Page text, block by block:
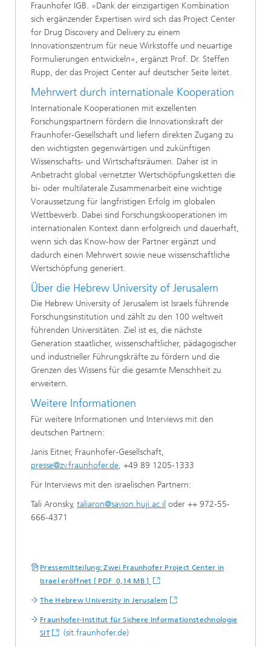
Fraunhofer IGB. »Dank der einzigartigen Kombination
sich ergänzender Expertisen wird sich das Project Center
for Drug Discovery and Delivery zu einem
Innovationszentrum für neue Wirkstoffe und neuartige
Formulierungen entwickeln«, ergänzt Prof. Dr. Steffen
Rupp, der das Project Center auf deutscher Seite leitet.
Mehrwert durch internationale Kooperation
Internationale Kooperationen mit exzellenten
Forschungspartnern fördern die Innovationskraft der
Fraunhofer-Gesellschaft und liefern direkten Zugang zu
den wichtigsten gegenwärtigen und zukünftigen
Wissenschafts- und Wirtschaftsräumen. Daher ist in
Anbetracht global vernetzter Wertschöpfungsketten die
bi- oder multilaterale Zusammenarbeit eine wichtige
Voraussetzung für langfristigen Erfolg im globalen
Wettbewerb. Dabei sind Forschungskooperationen im
internationalen Kontext dann erfolgreich und dauerhaft,
wenn sich das Know-how der Partner ergänzt und
dadurch einen Mehrwert sowie neue wissenschaftliche
Wertschöpfung generiert.
Über die Hebrew University of Jerusalem
Die Hebrew University of Jerusalem ist Israels führende
Forschungsinstitution und zählt zu den 100 weltweit
führenden Universitäten. Ziel ist es, die nächste
Generation staatlicher, wissenschaftlicher, pädagogischer
und industrieller Führungskräfte zu fördern und die
Grenzen des Wissens für die gesamte Menschheit zu
erweitern.
Weitere Informationen
Für weitere Informationen und Interviews mit den
deutschen Partnern:
Janis Eitner, Fraunhofer-Gesellschaft,
presse@zv.fraunhofer.de, +49 89 1205-1333
Für Interviews mit den israelischen Partnern:
Tali Aronsky, taliaron@savion.huji.ac.il oder ++ 972-55-
666-4371
Pressemitteilung: Zwei Fraunhofer Project Center in
Israel eröffnet [ PDF 0,14 MB ]
The Hebrew University in Jerusalem
Fraunhofer-Institut für Sichere Informationstechnologie
SIT
(sit.fraunhofer.de)